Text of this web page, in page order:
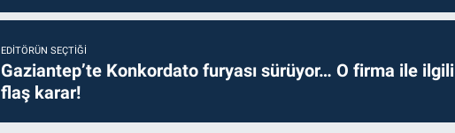
EDITÖRÜN SEÇTIĞI
Gaziantep’te Konkordato furyası sürüyor… O firma ile ilgili
flaş karar!